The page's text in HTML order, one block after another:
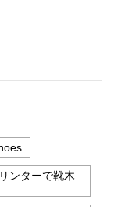
ンターで靴木